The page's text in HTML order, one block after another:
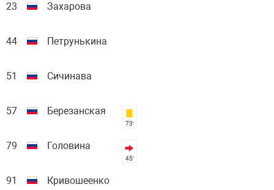
23 Захарова
44 Петрунькина
51 Сичинава
57 Березанская
73′
79 Головина
45′
91 Кривошеенко